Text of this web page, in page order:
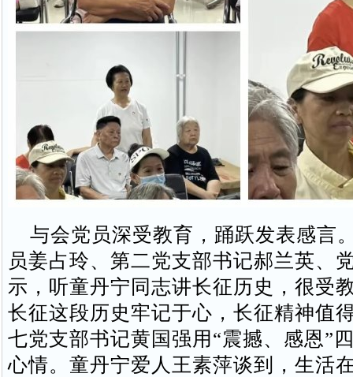
与会党员深受教育，踊跃发表感言
员姜占玲、第二党支部书记郝兰英、
示，听童丹宁同志讲长征历史，很受
长征这段历史牢记于心，长征精神值
七党支部书记黄国强用“震撼、感恩”
心情。童丹宁爱人王素萍谈到，生活